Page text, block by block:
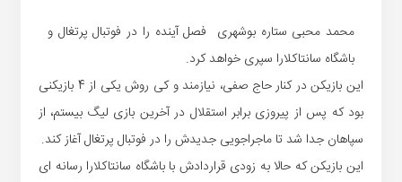
محمد محبی ستاره بوشهری فصل آینده را در فوتبال پرتغال و
باشگاه سانتاکلارا سپری خواهد کرد.
این بازیکن در کنار حاج صفی، نیازمند و کی روش یکی از 4 بازیکنی
بود که پس از پیروزی برابر استقلال در آخرین بازی لیگ بیستم، از
سپاهان جدا شد تا ماجراجویی جدیدش را در فوتبال پرتغال آغاز کند.
این بازیکن که حالا به زودی قراردادش با باشگاه سانتاکلارا رسانه ای